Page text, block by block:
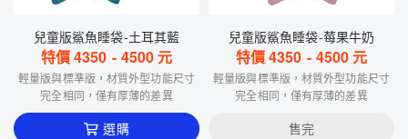
兒童版鯊魚睡袋-土耳其藍
特價4350 - 4500 元
輕量版與標準版，材質外型功能尺寸
完全相同，僅有厚薄的差異
選購
兒童版鯊魚睡袋-莓果牛奶
特價4350 - 4500 元
輕量版與標準版，材質外型功能尺寸
完全相同，僅有厚薄的差異
售完